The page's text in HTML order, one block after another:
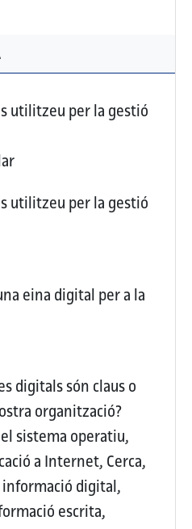
utilitzeu per la gestió
utilitzeu per la gestió
eina digital per a la
digitals són claus o
organització?
sistema operatiu,
a Internet, Cerca,
digital,
escrita,